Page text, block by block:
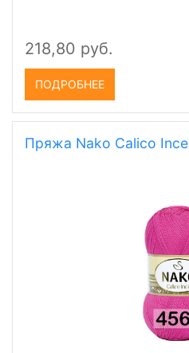
218,80 руб.
ПОДРОБНЕЕ
Пряжа Nako Calico Ince